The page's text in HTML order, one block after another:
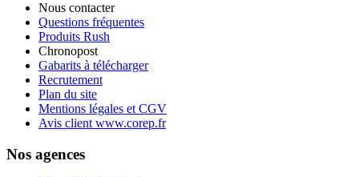
Nous contacter
Questions fréquentes
Produits Rush
Chronopost
Gabarits à télécharger
Recrutement
Plan du site
Mentions légales et CGV
Avis client www.corep.fr
Nos agences